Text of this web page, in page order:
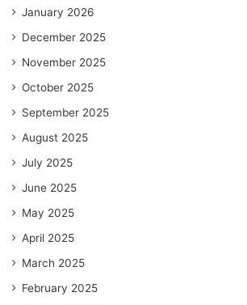
January 2026
December 2025
November 2025
October 2025
September 2025
August 2025
July 2025
June 2025
May 2025
April 2025
March 2025
February 2025